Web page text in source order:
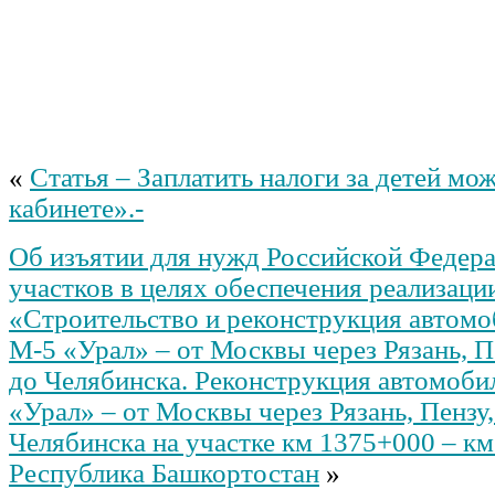
« Статья – Заплатить налоги за детей
кабинете».-
Об изъятии для нужд Российской
участков в целях обеспечения
«Строительство и реконструкция
М-5 «Урал» – от Москвы через Рязань,
до Челябинска. Реконструкция
«Урал» – от Москвы через Рязань,
Челябинска на участке км 1375+000 –
Республика Башкортостан »